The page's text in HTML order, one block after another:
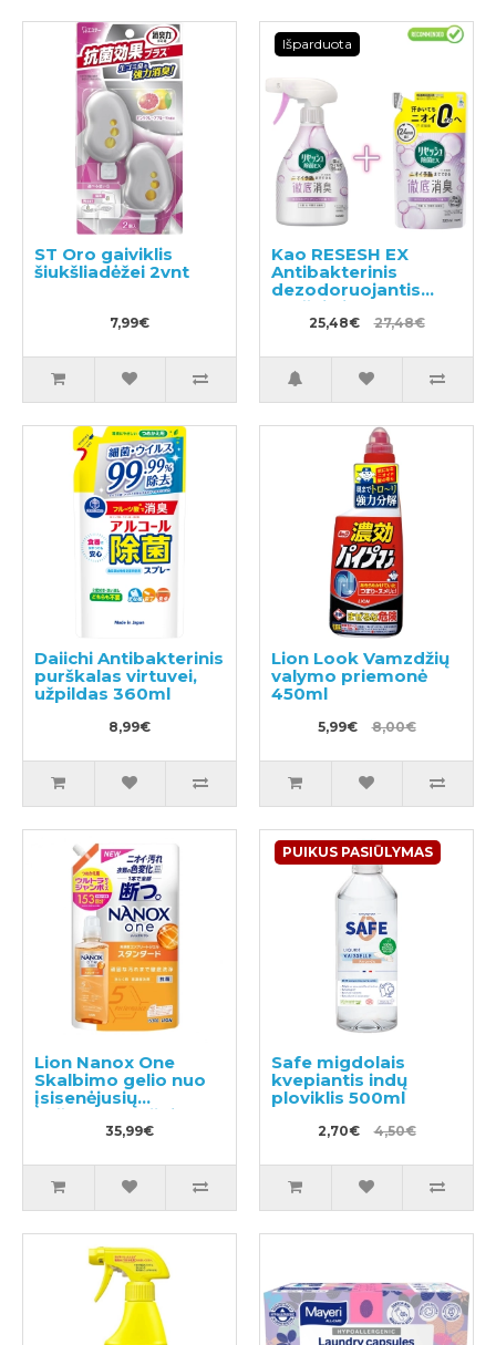
ST Oro gaiviklis
šiukšliadėžei 2vnt
7,99€
Išparduota
Kao RESESH EX
Antibakterinis
dezodoruojantis
purškiklis
drabužiams ir
kvapas 370ml +
užpildas 320ml
25,48€ 27,48€
Daiichi Antibakterinis
purškalas virtuvei,
užpildas 360ml
8,99€
Lion Look Vamzdžių
valymo priemonė
450ml
5,99€ 8,00€
Lion Nanox One
Skalbimo gelio nuo
įsisenėjusių
nešvarumų užpildas
35,99€
PUIKUS PASIŪLYMAS
Safe migdolais
kvepiantis indų
ploviklis 500ml
2,70€ 4,50€